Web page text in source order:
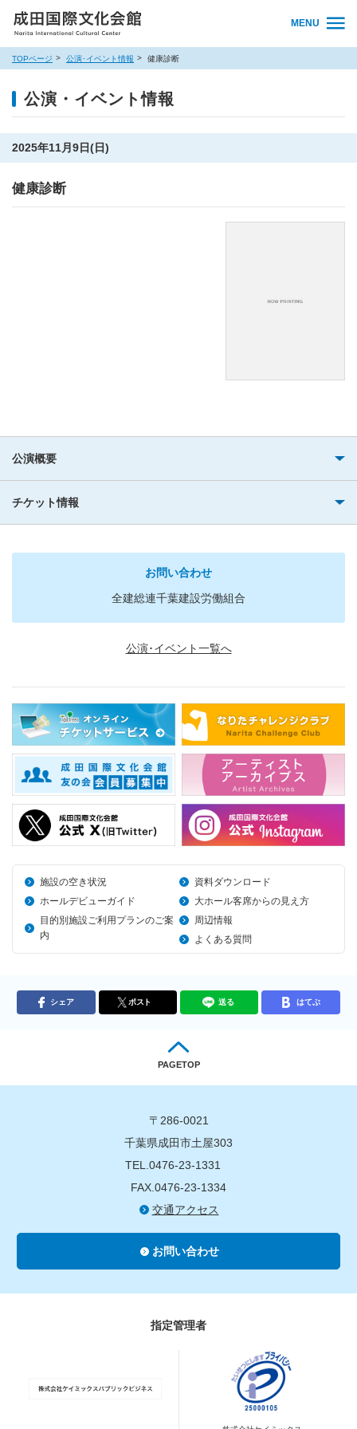
MENU
TOPページ 公演･イベント情報 健康診断
公演・イベント情報
2025年11月9日(日)
健康診断
公演概要
チケット情報
お問い合わせ
全建総連千葉建設労働組合
公演･イベント一覧へ
施設の空き状況
資料ダウンロード
ホールデビューガイド
大ホール客席からの見え方
目的別施設ご利用プランのご案
内
周辺情報
よくある質問
シェア ポスト 送る はてぶ
PAGETOP
〒286-0021
千葉県成田市土屋303
TEL.0476-23-1331
FAX.0476-23-1334
交通アクセス
お問い合わせ
指定管理者